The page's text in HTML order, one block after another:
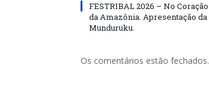
FESTRIBAL 2026 – No Coração
da Amazônia. Apresentação da
Munduruku.
Os comentários estão fechados.